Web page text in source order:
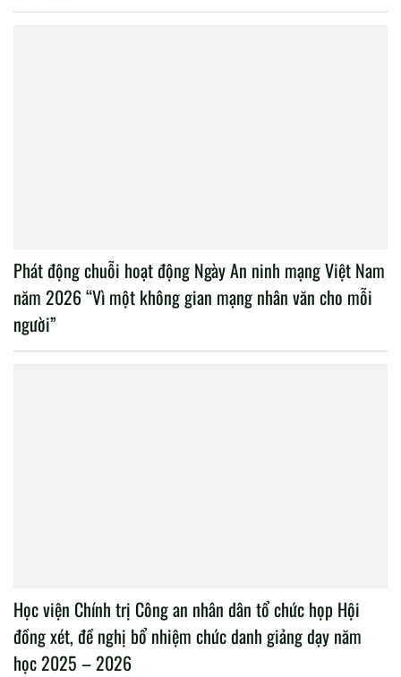
Phát động chuỗi hoạt động Ngày An ninh mạng Việt Nam
năm 2026 “Vì một không gian mạng nhân văn cho mỗi
người”
Học viện Chính trị Công an nhân dân tổ chức họp Hội
đồng xét, đề nghị bổ nhiệm chức danh giảng dạy năm
học 2025 – 2026